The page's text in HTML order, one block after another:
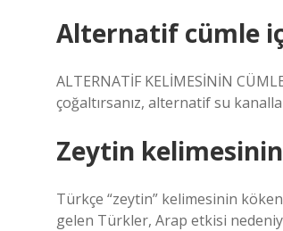
Alternatif cümle
ALTERNATİF KELİMESİNİN
çoğaltırsanız, alternatif su
Zeytin
Türkçe “zeytin” kelimesinin
gelen Türkler, Arap etkisi